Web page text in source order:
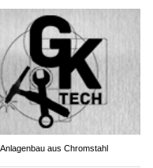
aus Chromstahl